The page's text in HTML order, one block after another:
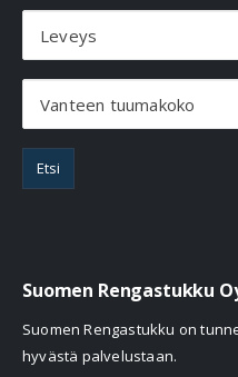
Leveys
Vanteen tuumakoko
Etsi
Suomen Rengastukku
Suomen Rengastukku on
hyvästä palvelustaan.